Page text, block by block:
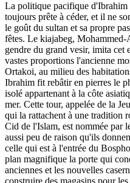
La politique pacifique d'Ibrahim
toujours prête à céder, et il ne
le goût du sultan et sa propre
fêtes. Le kiajabeg,
gendre du grand vesir, imita cet
vastes proportions l'ancienne
Ortakoi, au milieu des
Ibrahim fit rebâtir en pierres le
isolé appartenant à la côte
mer. Cette tour, appelée de la
qui la rattachent à une tradition
Cid de l'Islam, est nommée par
aussi peu de raison qu'ils
celle qui est à l'entrée du
plan magnifique la porte qui
anciennes et les nouvelles